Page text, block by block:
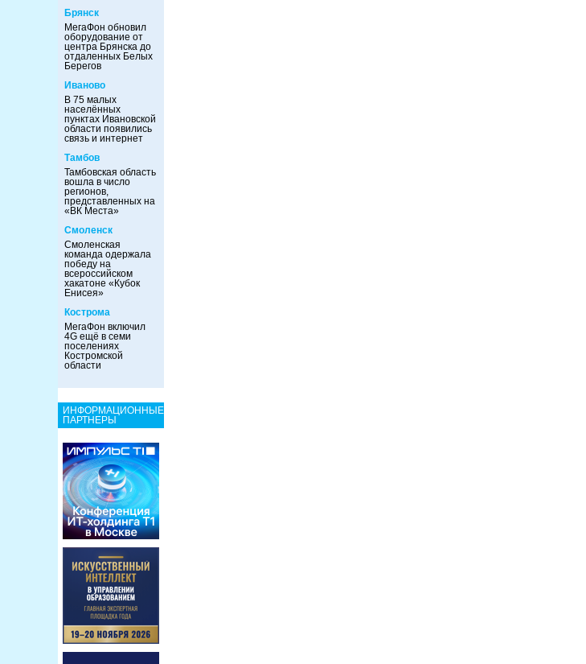
Брянск
МегаФон обновил
оборудование от
центра Брянска до
отдаленных Белых
Берегов
Иваново
В 75 малых
населённых
пунктах Ивановской
области появились
связь и интернет
Тамбов
Тамбовская область
вошла в число
регионов,
представленных на
«ВК Места»
Смоленск
Смоленская
команда одержала
победу на
всероссийском
хакатоне «Кубок
Енисея»
Кострома
МегаФон включил
4G ещё в семи
поселениях
Костромской
области
ИНФОРМАЦИОННЫЕ
ПАРТНЕРЫ